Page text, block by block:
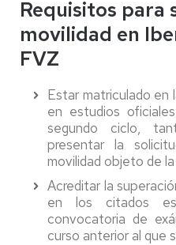
Requisitos para
movilidad en
FVZ
Estar matriculado en
en estudios
segundo ciclo,
presentar la
movilidad objeto de
Acreditar la
en los citados
convocatoria de
curso anterior al que